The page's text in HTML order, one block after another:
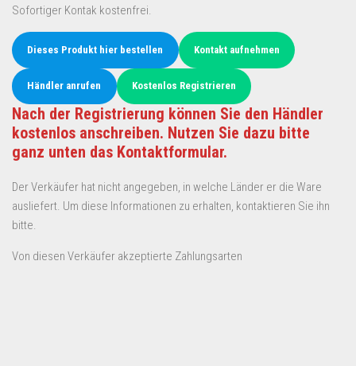
Sofortiger Kontak kostenfrei.
Dieses Produkt hier bestellen Kontakt aufnehmen
Händler anrufen Kostenlos Registrieren
Nach der Registrierung können Sie den Händler
kostenlos anschreiben. Nutzen Sie dazu bitte
ganz unten das Kontaktformular.
Der Verkäufer hat nicht angegeben, in welche Länder er die Ware
ausliefert. Um diese Informationen zu erhalten, kontaktieren Sie ihn
bitte.
Von diesen Verkäufer akzeptierte Zahlungsarten